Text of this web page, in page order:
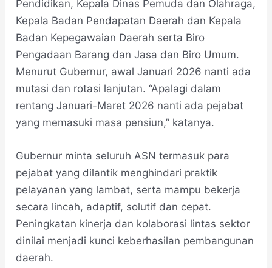
Pendidikan, Kepala Dinas Pemuda dan Olahraga,
Kepala Badan Pendapatan Daerah dan Kepala
Badan Kepegawaian Daerah serta Biro
Pengadaan Barang dan Jasa dan Biro Umum.
Menurut Gubernur, awal Januari 2026 nanti ada
mutasi dan rotasi lanjutan. “Apalagi dalam
rentang Januari-Maret 2026 nanti ada pejabat
yang memasuki masa pensiun,” katanya.
Gubernur minta seluruh ASN termasuk para
pejabat yang dilantik menghindari praktik
pelayanan yang lambat, serta mampu bekerja
secara lincah, adaptif, solutif dan cepat.
Peningkatan kinerja dan kolaborasi lintas sektor
dinilai menjadi kunci keberhasilan pembangunan
daerah.